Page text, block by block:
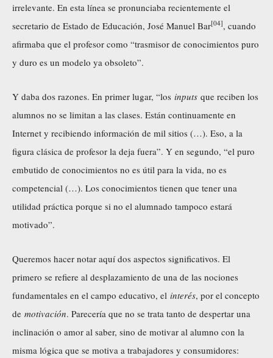
irrelevante. En esta línea se pronunciaba recientemente el
secretario de Estado de Educación, José Manuel Bar[04], cuando
afirmaba que el profesor como “trasmisor de conocimientos puro
y duro es un modelo ya obsoleto”.
Y daba dos razones. En primer lugar, “los inputs que reciben los
alumnos no se limitan a las clases. Están continuamente en
Internet y recibiendo información de mil sitios (…). Eso, a la
figura clásica de profesor la deja fuera”. Y en segundo, “el puro
embutido de conocimientos no es útil para la vida, no es
competencial (…). Los conocimientos tienen que tener una
utilidad práctica porque si no el alumnado tampoco estará
motivado”.
Queremos hacer notar aquí dos aspectos significativos. El
primero se refiere al desplazamiento de una de las nociones
fundamentales en el campo educativo, el interés, por el concepto
de motivación. Parecería que no se trata tanto de despertar una
inclinación o amor al saber, sino de motivar al alumno con la
misma lógica que se motiva a trabajadores y consumidores: